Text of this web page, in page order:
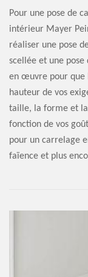
Pour une pose de
intérieur Mayer
réaliser une pose
scellée et une
en œuvre pour que
hauteur de vos
taille, la forme et
fonction de vos
pour un carrelage
faïence et plus